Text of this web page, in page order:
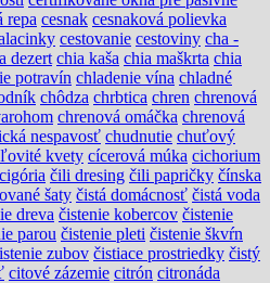
repa cesnak cesnaková polievka
cestovanie cestoviny cha -
dezert chia kaša chia maškrta chia
potravín chladenie vína chladné
chôdza chrbtica chren chrenová
chrenová omáčka chrenová
nespavosť chudnutie chuťový
kvety cícerová múka cichorium
cigória čili dresing čili papričky čínska
šaty čistá domácnosť čistá voda
dreva čistenie kobercov čistenie
parou čistenie pleti čistenie škvŕn
zubov čistiace prostriedky čistý
citové zázemie citrón citronáda